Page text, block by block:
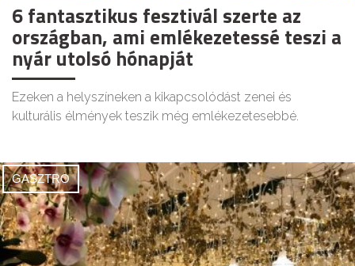
6 fantasztikus fesztivál szerte az
országban, ami emlékezetessé teszi a
nyár utolsó hónapját
Ezeken a helyszíneken a kikapcsolódást zenei és
kulturális élmények teszik még emlékezetesebbé.
GASZTRO